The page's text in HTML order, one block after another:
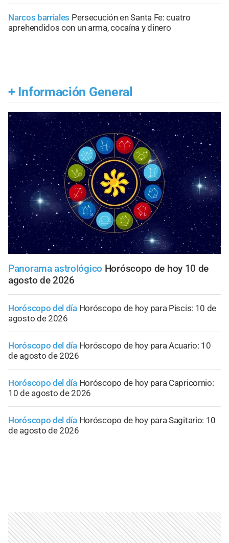
Narcos barriales Persecución en Santa Fe: cuatro
aprehendidos con un arma, cocaína y dinero
+ Información General
Panorama astrológico Horóscopo de hoy 10 de
agosto de 2026
Horóscopo del día Horóscopo de hoy para Piscis: 10 de
agosto de 2026
Horóscopo del día Horóscopo de hoy para Acuario: 10
de agosto de 2026
Horóscopo del día Horóscopo de hoy para Capricornio:
10 de agosto de 2026
Horóscopo del día Horóscopo de hoy para Sagitario: 10
de agosto de 2026